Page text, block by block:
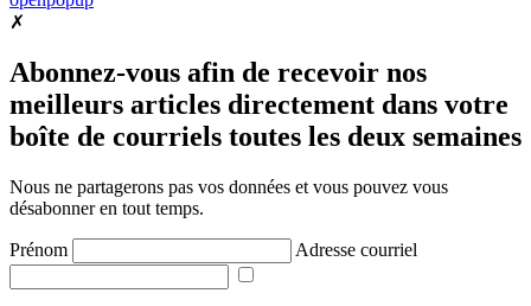
✗
Abonnez-vous afin de recevoir nos
meilleurs articles directement dans votre
boîte de courriels toutes les deux semaines
Nous ne partagerons pas vos données et vous pouvez vous
désabonner en tout temps.
Prénom Adresse courriel